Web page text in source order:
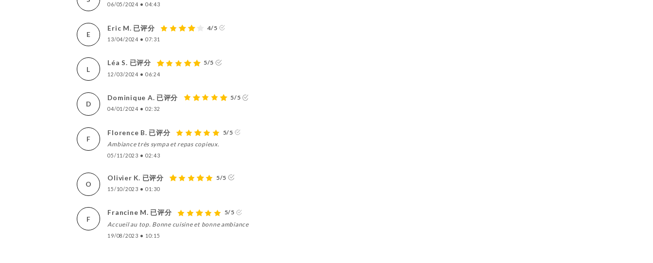
06/05/2024 • 04:43
E
Eric M. 已评分 4/5
13/04/2024 • 07:31
L
Léa S. 已评分 5/5
12/03/2024 • 06:24
D
Dominique A. 已评分 5/5
04/01/2024 • 02:32
F
Florence B. 已评分
5/5
Ambiance très sympa et repas copieux.
05/11/2023 • 02:43
O
Olivier K. 已评分 5/5
15/10/2023 • 01:30
F
Francine M. 已评分
5/5
Accueil au top. Bonne cuisine et bonne ambiance
19/08/2023 • 10:15